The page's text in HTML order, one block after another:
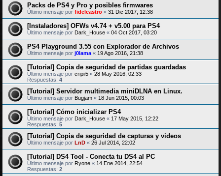
Packs de PS4 y Pro y posibles firmwares
Último mensaje por fidelcastro « 31 Dic 2017, 12:38
[Instaladores] OFWs v4.74 + v5.00 para PS4
Último mensaje por Dark_House « 04 Oct 2017, 03:20
PS4 Playground 3.55 con Explorador de Archivos
Último mensaje por j0lama « 19 Ago 2016, 21:38
[Tutorial] Copia de seguridad de partidas guardadas
Último mensaje por cripii5 « 28 May 2016, 02:33
Respuestas: 4
[Tutorial] Servidor multimedia miniDLNA en Linux.
Último mensaje por Bugjam « 18 Jun 2015, 00:03
[Tutorial] Cómo inicializar PS4
Último mensaje por Dark_House « 17 May 2015, 12:22
Respuestas: 5
[Tutorial] Copia de seguridad de capturas y videos
Último mensaje por LnD « 26 Jul 2014, 22:02
[Tutorial] DS4 Tool - Conecta tu DS4 al PC
Último mensaje por Ryone « 14 Ene 2014, 22:54
Respuestas: 2